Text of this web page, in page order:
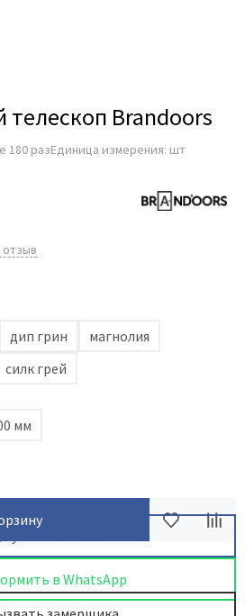
Brandoors
180 разЕдиница измерения: шт
дип грин
магнолия
силк грей
мм
в WhatsApp